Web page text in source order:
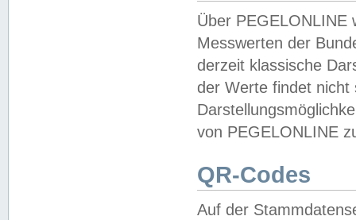
Über PEGELONLINE
Messwerten der
derzeit klassische
der Werte findet
von PEGELONLINE
QR-Codes
Auf der